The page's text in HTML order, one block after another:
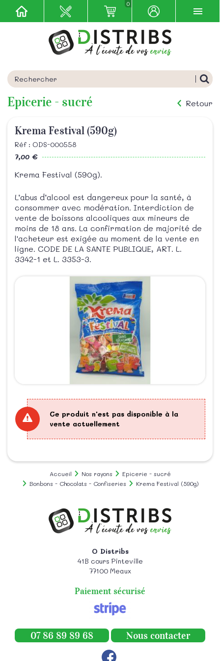
0
Epicerie - sucré Retour
Krema Festival (590g)
Réf : ODS-000558
7,00 €
Krema Festival (590g).
L’abus d’alcool est dangereux pour la santé, à
consommer avec modération. Interdiction de
vente de boissons alcooliques aux mineurs de
moins de 18 ans. La confirmation de majorité de
l'acheteur est exigée au moment de la vente en
ligne. CODE DE LA SANTE PUBLIQUE, ART. L.
3342-1 et L. 3353-3.
Ce produit n'est pas disponible à la
vente actuellement
Accueil Nos rayons
Epicerie - sucré
Bonbons - Chocolats - Confiseries
Krema Festival (590g)
O Distribs
41B cours Pinteville
77100 Meaux
Paiement sécurisé
07 86 89 89 68 Nous contacter